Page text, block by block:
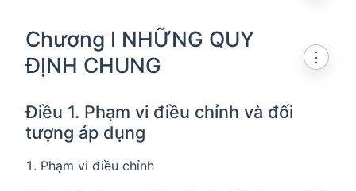
Chương I NHỮNG QUY
ĐỊNH CHUNG
Điều 1. Phạm vi điều chỉnh và đối
tượng áp dụng
⋮
Phạm vi điều chỉnh